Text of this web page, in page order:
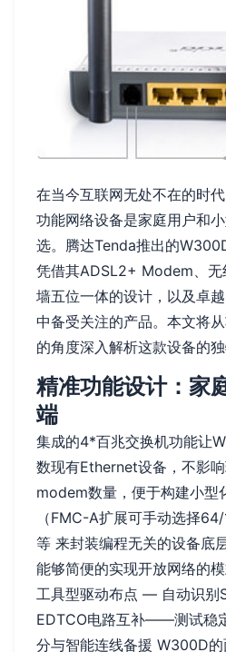
在当今互联网无处不在的时
功能网络设备是家庭用户和
选。腾达Tenda推出的
凭借其ADSL2+ Modem、无
墙五位一体的设计，以及卓
中备受关注的产品。本文将
的角度深入解析这款设备的独
精准功能设计：家
端
集成的4*百兆交换机功能让
数现有Ethernet设备，不影
modem数量，便于构建小型
（FMC-A扩展可手动选择
等 来封装编程无关的设备底
能够简便的实现开放网络的
工具型驱动布点 — 自动识别
EDTCO电路互补——测试稳
分与智能连线备援 W300D